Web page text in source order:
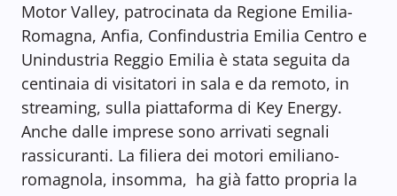
Motor Valley, patrocinata da Regione Emilia-
Romagna, Anfia, Confindustria Emilia Centro e
Unindustria Reggio Emilia è stata seguita da
centinaia di visitatori in sala e da remoto, in
streaming, sulla piattaforma di Key Energy.
Anche dalle imprese sono arrivati segnali
rassicuranti. La filiera dei motori emiliano-
romagnola, insomma, ha già fatto propria la